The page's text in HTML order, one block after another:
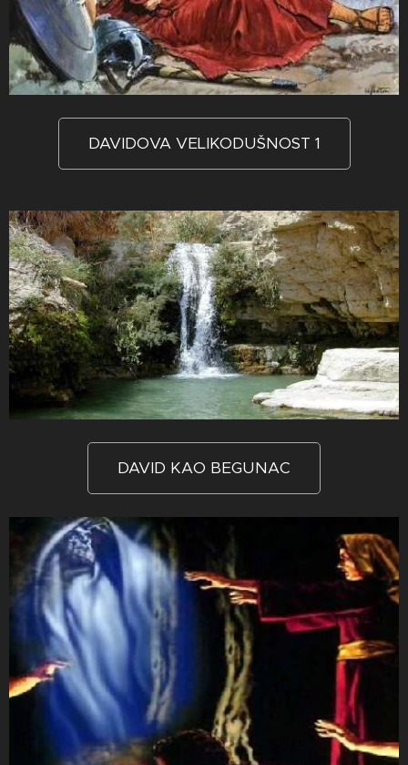
DAVIDOVA VELIKODUŠNOST 1
DAVID KAO BEGUNAC